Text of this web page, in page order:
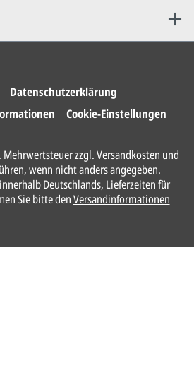
Datenschutzerklärung
Cookie-Einstellungen
zzgl.Versandkosten und
wenn nicht anders angegeben.
Deutschlands, Lieferzeiten für
Sie bitte denVersandinformationen